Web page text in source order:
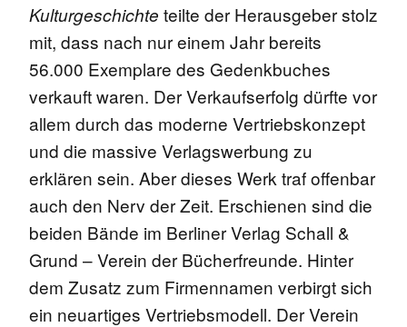
Kulturgeschichte teilte der Herausgeber stolz
mit, dass nach nur einem Jahr bereits
56.000 Exemplare des Gedenkbuches
verkauft waren. Der Verkaufserfolg dürfte vor
allem durch das moderne Vertriebskonzept
und die massive Verlagswerbung zu
erklären sein. Aber dieses Werk traf offenbar
auch den Nerv der Zeit. Erschienen sind die
beiden Bände im Berliner Verlag Schall &
Grund – Verein der Bücherfreunde. Hinter
dem Zusatz zum Firmennamen verbirgt sich
ein neuartiges Vertriebsmodell. Der Verein